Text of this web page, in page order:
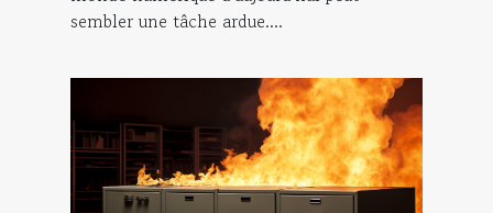
sembler une tâche ardue....